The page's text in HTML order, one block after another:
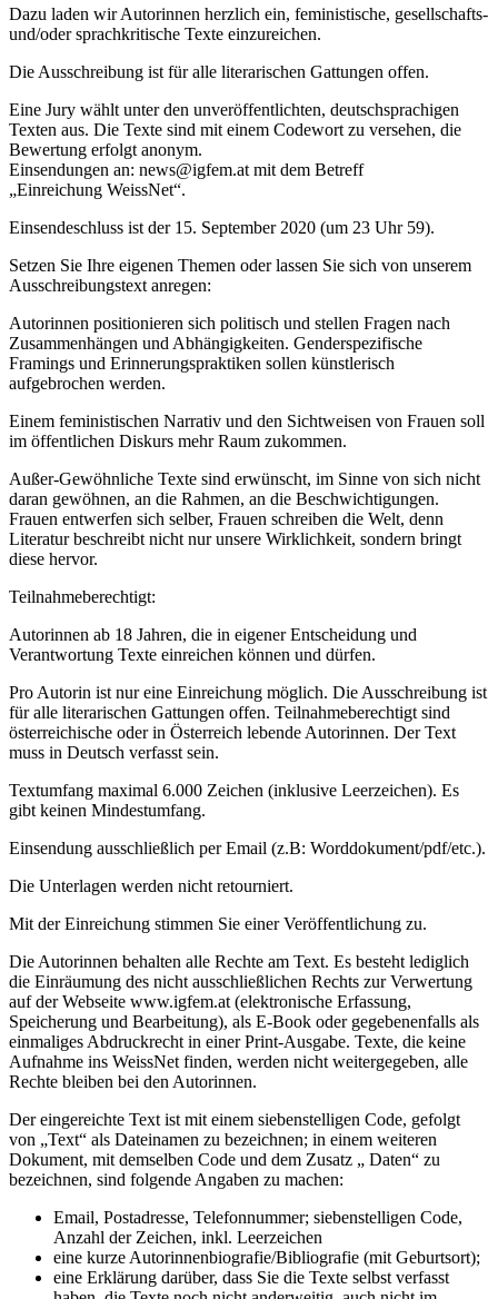
Dazu laden wir Autorinnen herzlich ein, feministische, gesellschafts-
und/oder sprachkritische Texte einzu­reichen.
Die Ausschreibung ist für alle literarischen Gattungen offen.
Eine Jury wählt unter den unveröffentlichten, deutschsprachigen
Texten aus. Die Texte sind mit einem Codewort zu versehen, die
Bewertung erfolgt anonym.
Einsendungen an: news@igfem.at mit dem Betreff
„Einreichung WeissNet“.
Einsendeschluss ist der 15. September 2020 (um 23 Uhr 59).
Setzen Sie Ihre eigenen Themen oder lassen Sie sich von unserem
Ausschreibungstext anregen:
Autorinnen positionieren sich politisch und stellen Fragen nach
Zusammenhängen und Abhängigkeiten. Genderspezifische
Framings und Erinnerungspraktiken sollen künstlerisch
aufgebrochen werden.
Einem feministischen Narrativ und den Sichtweisen von Frauen soll
im öffentlichen Diskurs mehr Raum zu­kommen.
Außer-Gewöhnliche Texte sind erwünscht, im Sinne von sich nicht
daran gewöhnen, an die Rahmen, an die Beschwichtigungen.
Frauen entwerfen sich selber, Frauen schreiben die Welt, denn
Literatur beschreibt nicht nur unsere Wirklichkeit, sondern bringt
diese hervor.
Teilnahmeberechtigt:
Autorinnen ab 18 Jahren, die in eigener Entscheidung und
Verantwortung Texte einreichen können und dürfen.
Pro Autorin ist nur eine Einreichung möglich. Die Ausschreibung ist
für alle literarischen Gattungen offen. Teilnahmeberechtigt sind
österreichische oder in Österreich lebende Autorinnen. Der Text
muss in Deutsch verfasst sein.
Textumfang maximal 6.000 Zeichen (inklusive Leer­zeichen). Es
gibt keinen Mindestumfang.
Einsendung ausschließlich per Email (z.B: Word­dokument/pdf/etc.).
Die Unterlagen werden nicht retourniert.
Mit der Einreichung stimmen Sie einer Veröffentlichung zu.
Die Autorinnen behalten alle Rechte am Text. Es besteht lediglich
die Einräumung des nicht ausschließlichen Rechts zur Verwertung
auf der Webseite www.igfem.at (elektronische Erfassung,
Speicherung und Bearbeitung), als E-Book oder gegebenenfalls als
einmaliges Abdruckrecht in einer Print-Ausgabe. Texte, die keine
Aufnahme ins WeissNet finden, werden nicht weitergegeben, alle
Rechte bleiben bei den Autorinnen.
Der eingereichte Text ist mit einem siebenstelligen Code, gefolgt
von „Text“ als Dateinamen zu bezeichnen; in einem weiteren
Dokument, mit demselben Code und dem Zusatz „ Daten“ zu
bezeichnen, sind folgende Angaben zu machen:
Email, Postadresse, Telefonnummer; siebenstelligen Code,
Anzahl der Zeichen, inkl. Leerzeichen
eine kurze Autorinnenbiografie/Bibliografie (mit Geburtsort);
eine Erklärung darüber, dass Sie die Texte selbst verfasst